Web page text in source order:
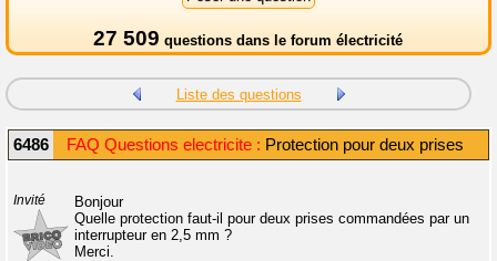
27 509 questions dans le forum électricité
Liste des questions
6486 FAQ Questions electricite : Protection pour deux prises
Invité
Bonjour
Quelle protection faut-il pour deux prises commandées par un
interrupteur en 2,5 mm ?
Merci.